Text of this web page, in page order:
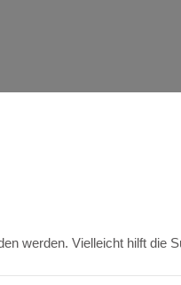
werden. Vielleicht hilft die